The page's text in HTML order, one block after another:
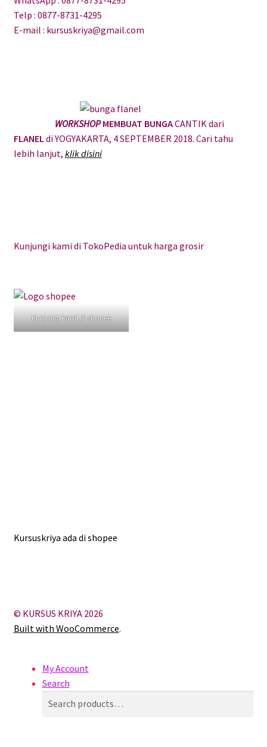
Telp : 0877-8731-4295
E-mail : kursuskriya@gmail.com
WORKSHOPMEMBUAT BUNGACANTIK dari
FLANEL di YOGYAKARTA, 4 SEPTEMBER 2018. Cari tahu
lebih lanjut, klik disini
Kunjungi kami di TokoPedia untuk harga grosir
Kunjungi kami di shopee
Kursuskriya ada di shopee
© KURSUS KRIYA 2026
Built with WooCommerce.
My Account
Search